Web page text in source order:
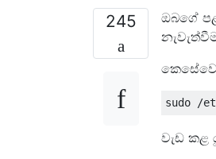
245
ඔබගේ
වැඩ කළ